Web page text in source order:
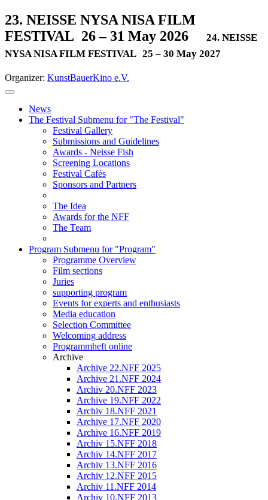
23. NEISSE NYSA NISA FILM
FESTIVAL 26 – 31 May 2026
24. NEISSE
NYSA NISA FILM FESTIVAL 25 – 30 May 2027
Organizer: KunstBauerKino e.V.
News
The Festival Submenu for "The Festival"
Festival Gallery
Submissions and Guidelines
Awards - Neisse Fish
Screening Locations
Festival Cafés
Sponsors and Partners
The Idea
Awards for the NFF
The Team
Program Submenu for "Program"
Programme Overview
Film sections
Juries
supporting program
Events for experts and enthusiasts
Media education
Selection Committee
Welcoming address
Programmheft online
Archive
Archive 22.NFF 2025
Archive 21.NFF 2024
Archiv 20.NFF 2023
Archive 19.NFF 2022
Archiv 18.NFF 2021
Archive 17.NFF 2020
Archive 16.NFF 2019
Archiv 15.NFF 2018
Archiv 14.NFF 2017
Archiv 13.NFF 2016
Archiv 12.NFF 2015
Archiv 11.NFF 2014
Archiv 10.NFF 2013